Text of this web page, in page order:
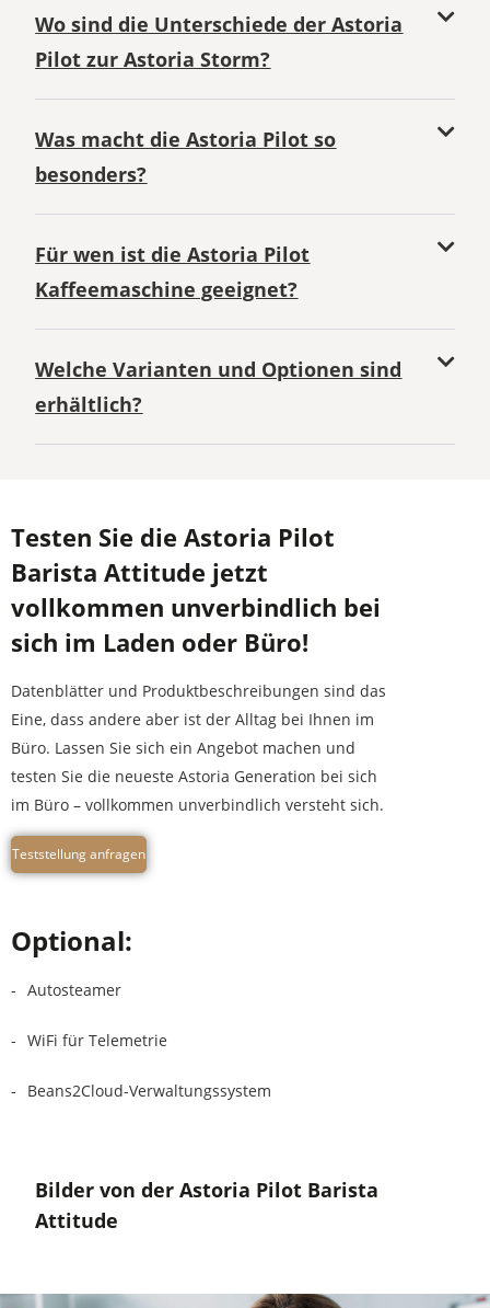
Wo sind die Unterschiede der Astoria
Pilot zur Astoria Storm?
Was macht die Astoria Pilot so
besonders?
Für wen ist die Astoria Pilot
Kaffeemaschine geeignet?
Welche Varianten und Optionen sind
erhältlich?
Testen Sie die Astoria Pilot
Barista Attitude jetzt
vollkommen unverbindlich bei
sich im Laden oder Büro!
Datenblätter und Produktbeschreibungen sind das
Eine, dass andere aber ist der Alltag bei Ihnen im
Büro. Lassen Sie sich ein Angebot machen und
testen Sie die neueste Astoria Generation bei sich
im Büro – vollkommen unverbindlich versteht sich.
Teststellung anfragen
Optional:
Autosteamer
WiFi für Telemetrie
Beans2Cloud-Verwaltungssystem
Bilder von der Astoria Pilot Barista
Attitude